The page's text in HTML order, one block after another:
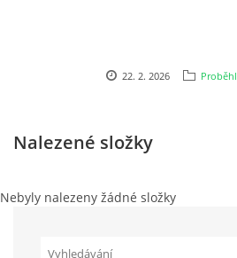
22. 2. 2026
Nalezené složky
Nebyly nalezeny žádné složky